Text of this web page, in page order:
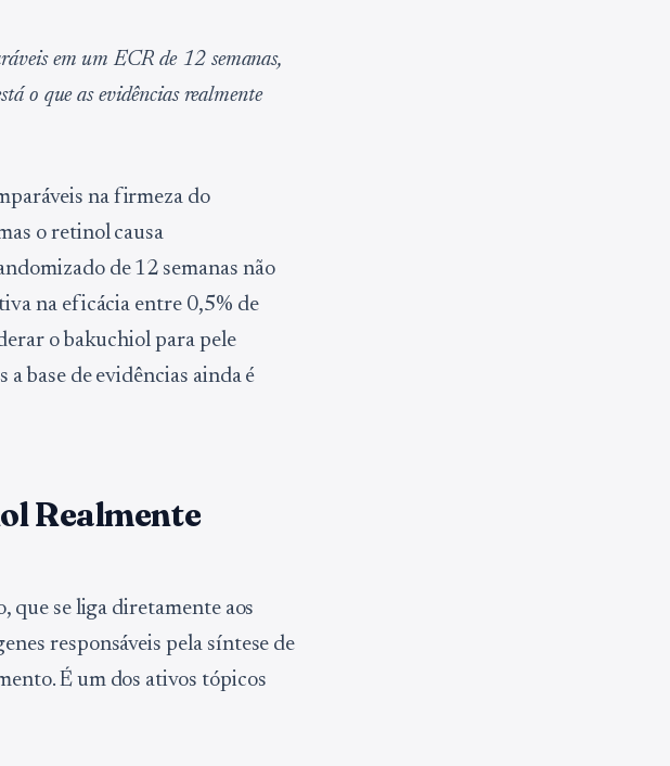
em um ECR de 12 semanas,
o que as evidências realmente
na firmeza do
o retinol causa
de 12 semanas não
na eficácia entre 0,5% de
o bakuchiol para pele
base de evidências ainda é
Realmente
que se liga diretamente aos
responsáveis pela síntese de
É um dos ativos tópicos